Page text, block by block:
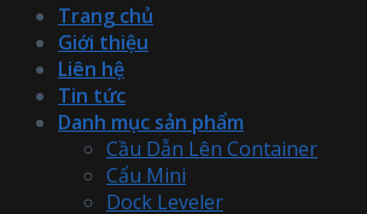
Trang chủ
Giới thiệu
Liên hệ
Tin tức
Danh mục sản phẩm
Cầu Dẫn Lên Container
Cẩu Mini
Dock Leveler